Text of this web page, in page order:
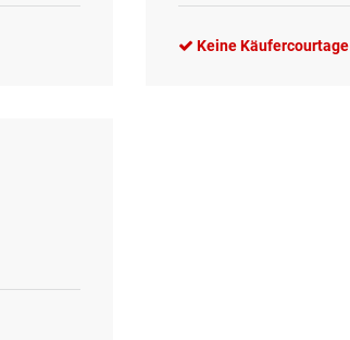
Keine Käufercourtage